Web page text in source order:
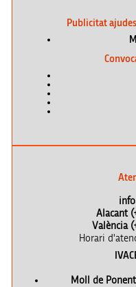
Publicitat
Alacant
València
Horari
Moll de